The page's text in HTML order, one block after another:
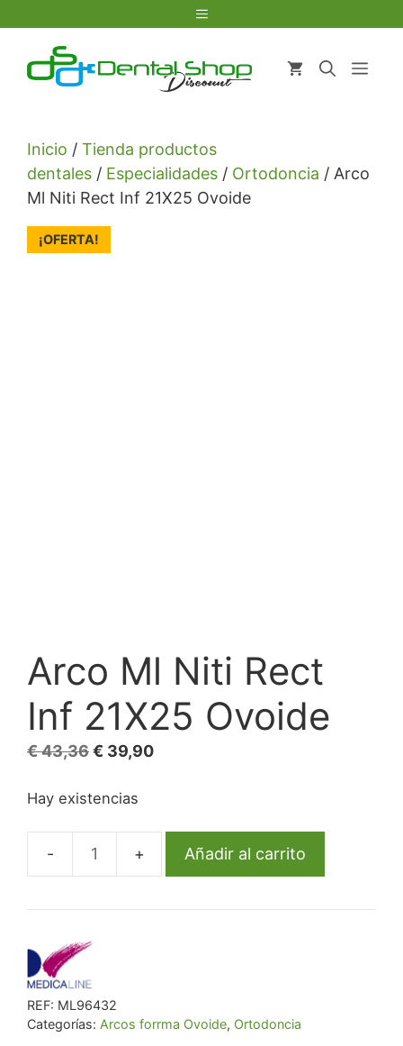
contenido
Menú
Inicio / Tienda productos
dentales / Especialidades / Ortodoncia / Arco
Ml Niti Rect Inf 21X25 Ovoide
¡OFERTA!
Arco Ml Niti Rect
Inf 21X25 Ovoide
€43,36El
original
€ 43,36.
€ 39,90El
€ 39,90.
Hay existencias
Arco
Niti
cantidad
Añadir al carrito
REF: ML96432
Categorías: Arcos forrma Ovoide, Ortodoncia